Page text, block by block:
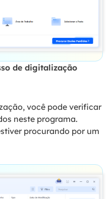
de digitalização
você pode verificar
neste programa.
procurando por um